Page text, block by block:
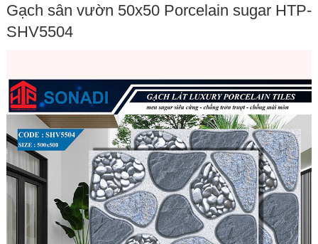
Gạch sân vườn 50x50 Porcelain sugar HTP-
SHV5504